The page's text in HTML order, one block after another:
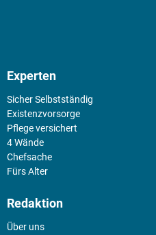
Experten
Sicher Selbstständig
Existenz­vorsorge
Pflege versichert
4 Wände
Chefsache
Fürs Alter
Redaktion
Über uns